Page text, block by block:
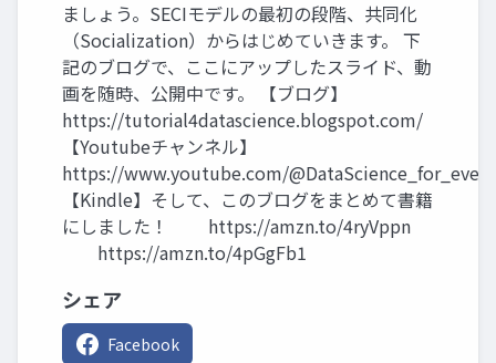
ましょう。SECIモデルの最初の段階、共同化
（Socialization）からはじめていきます。 下
記のブログで、ここにアップしたスライド、動
画を随時、公開中です。 【ブログ】
https://tutorial4datascience.blogspot.com/
【Youtubeチャンネル】
https://www.youtube.com/
【Kindle】そして、このブログをまとめて書籍
にしました！ https://amzn.to/4ryVppn
https://amzn.to/4pGgFb1
シェア
Facebook